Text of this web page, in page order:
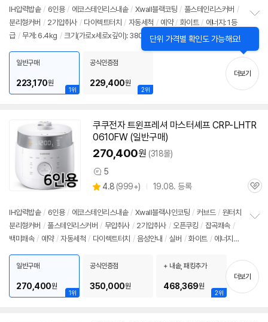
견
점
리
뷰
IH압력밥솥 / 6인용 / 에코스테인리스내솥 / Xwall블랙코팅 / 풀스테인리스커버 /
분리형커버 / 2기압취사 / 다이렉트터치 / 자동세척 / 예약 / 화이트 / 에너지: 1등
급 / 무게: 6.4kg / 크기(가로x세로x깊이): 380x261x268mm
정
펼
기
1위
일반구매
223,170원
2위
공식인증점
229,400원
더보기
쿠쿠전자 트윈프레셔 마스터셰프 CRP-LHTR
0610FW (일반구매)
270,400원 (318몰)
상
품
견
5
별
4.8 (상
리
뷰
999+) 19.08. 등록
관
IH압력밥솥 / 6인용 / 에코스테인리스내솥 / Xwall블랙샤인코팅 / 커브드 / 원터치
분리형커버 / 풀스테인리스커버 / 무압취사 / 2기압취사 / 오픈쿠킹 / 잡곡쾌속 /
백미쾌속 / 예약 / 자동세척 / 다이렉트터치 / 음성안내 / 실버 / 화이트 / 에너지아
2x260x380mm
기
1위
일반구매
270,400원
공식인증점
350,000원
2위
+ 내솥, 패킹추가
468,369원
더보기